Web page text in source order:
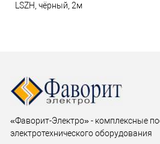
LSZH, чёрный, 2м
«Фаворит-Электро» - комплексные
электротехнического оборудования